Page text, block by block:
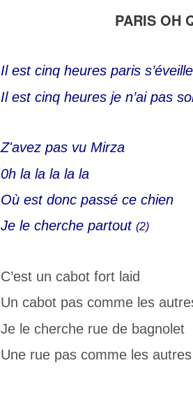
PARIS OH
Il est cinq heures paris s’éveille
Il est cinq heures je n’ai pas
Z'avez pas vu Mirza
0h la la la la la
Où est donc passé ce chien
Je le cherche partout (2)
C’est un cabot fort laid
Un cabot pas comme les
Je le cherche rue de bagnolet
Une rue pas comme les autres